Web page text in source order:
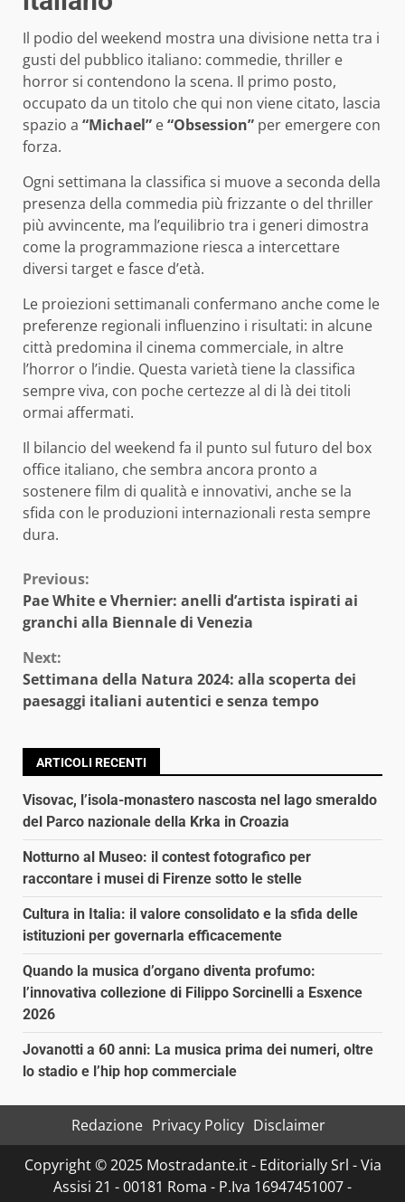
Il podio del weekend mostra una divisione netta tra i
gusti del pubblico italiano: commedie, thriller e
horror si contendono la scena. Il primo posto,
occupato da un titolo che qui non viene citato, lascia
spazio a “Michael” e“Obsession” per emergere con
forza.
Ogni settimana la classifica si muove a seconda della
presenza della commedia più frizzante o del thriller
più avvincente, ma l’equilibrio tra i generi dimostra
come la programmazione riesca a intercettare
diversi target e fasce d’età.
Le proiezioni settimanali confermano anche come le
preferenze regionali influenzino i risultati: in alcune
città predomina il cinema commerciale, in altre
l’horror o l’indie. Questa varietà tiene la classifica
sempre viva, con poche certezze al di là dei titoli
ormai affermati.
Il bilancio del weekend fa il punto sul futuro del box
office italiano, che sembra ancora pronto a
sostenere film di qualità e innovativi, anche se la
sfida con le produzioni internazionali resta sempre
dura.
Continue
Reading
Previous:
Pae White e Vhernier: anelli d’artista ispirati ai
granchi alla Biennale di Venezia
Next:
Settimana della Natura 2024: alla scoperta dei
paesaggi italiani autentici e senza tempo
ARTICOLI RECENTI
Visovac, l’isola-monastero nascosta nel lago smeraldo
del Parco nazionale della Krka in Croazia
Notturno al Museo: il contest fotografico per
raccontare i musei di Firenze sotto le stelle
Cultura in Italia: il valore consolidato e la sfida delle
istituzioni per governarla efficacemente
Quando la musica d’organo diventa profumo:
l’innovativa collezione di Filippo Sorcinelli a Esxence
2026
Jovanotti a 60 anni: La musica prima dei numeri, oltre
lo stadio e l’hip hop commerciale
Redazione Privacy Policy Disclaimer
Copyright © 2025 Mostradante.it - Editorially Srl - Via
Assisi 21 - 00181 Roma - P.Iva 16947451007 -